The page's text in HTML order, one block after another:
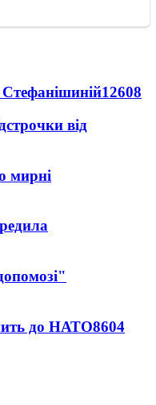
Стефанішиній12608
від
мирні
до НАТО8604